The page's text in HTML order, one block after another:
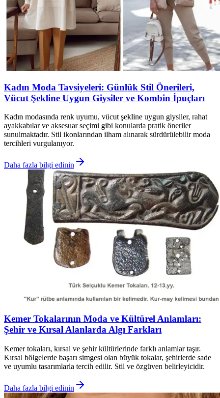
Kadın Moda Tavsiyeleri: Günlük Stil Önerileri,
Vücut Şekline Uygun Giysiler ve Kombin İpuçları
Kadın modasında renk uyumu, vücut şekline uygun giysiler, rahat
ayakkabılar ve aksesuar seçimi gibi konularda pratik öneriler
sunulmaktadır. Stil ikonlarından ilham alınarak sürdürülebilir moda
tercihleri vurgulanıyor.
Daha fazla bilgi edinin
Kemer Tokalarının Moda ve Kültürel Anlamları:
Şehir ve Kırsal Alanlarda Algı Farkları
Kemer tokaları, kırsal ve şehir kültürlerinde farklı anlamlar taşır.
Kırsal bölgelerde başarı simgesi olan büyük tokalar, şehirlerde sade
ve uyumlu tasarımlarla tercih edilir. Stil ve özgüven belirleyicidir.
Daha fazla bilgi edinin